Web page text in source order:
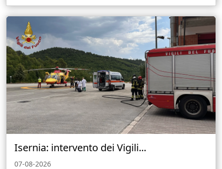
Isernia: intervento dei Vigili...
07-08-2026